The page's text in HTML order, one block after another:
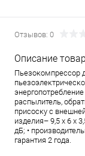
Отзывов: 0
Описание
Пьезокомпрессор
распылитель,
присоску с
изделия– 9,5 х 6 х
дБ; •
гарантия 2 года.